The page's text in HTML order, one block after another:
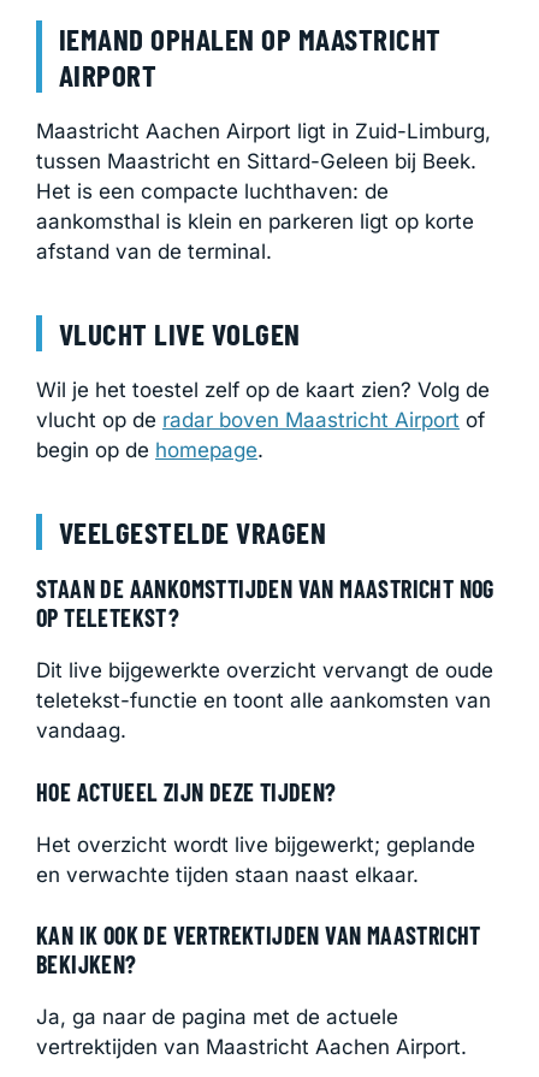
IEMAND OPHALEN OP MAASTRICHT
AIRPORT
Maastricht Aachen Airport ligt in Zuid-Limburg,
tussen Maastricht en Sittard-Geleen bij Beek.
Het is een compacte luchthaven: de
aankomsthal is klein en parkeren ligt op korte
afstand van de terminal.
VLUCHT LIVE VOLGEN
Wil je het toestel zelf op de kaart zien? Volg de
vlucht op de radar boven Maastricht Airport of
begin op de homepage.
VEELGESTELDE VRAGEN
STAAN DE AANKOMSTTIJDEN VAN MAASTRICHT NOG
OP TELETEKST?
Dit live bijgewerkte overzicht vervangt de oude
teletekst-functie en toont alle aankomsten van
vandaag.
HOE ACTUEEL ZIJN DEZE TIJDEN?
Het overzicht wordt live bijgewerkt; geplande
en verwachte tijden staan naast elkaar.
KAN IK OOK DE VERTREKTIJDEN VAN MAASTRICHT
BEKIJKEN?
Ja, ga naar de pagina met de actuele
vertrektijden van Maastricht Aachen Airport.